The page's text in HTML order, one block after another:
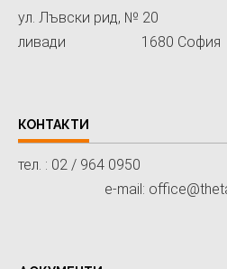
ул. Лъвски рид, № 20
ливади 1680 София
КОНТАКТИ
тел. : 02 / 964 0950
e-mail: